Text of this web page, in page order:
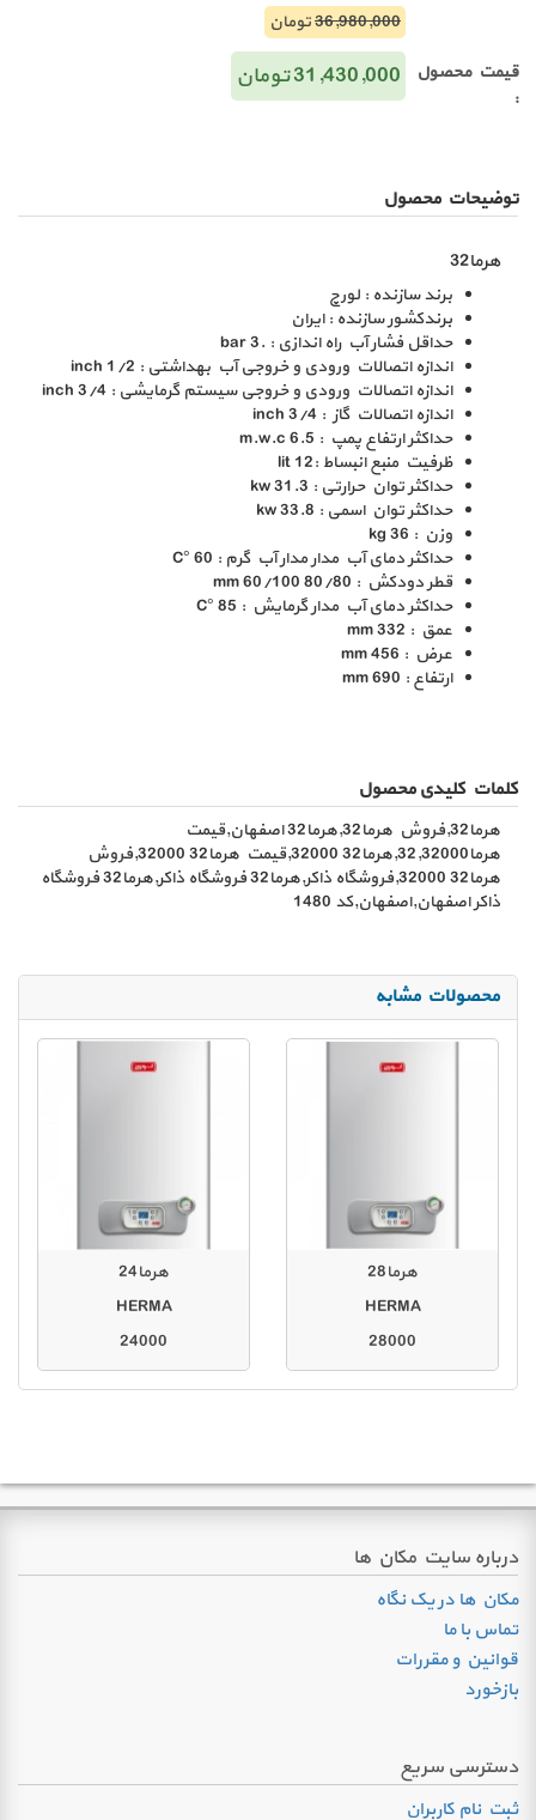
36,980,000تومان
قیمت محصول
:
31,430,000تومان
توضیحات محصول
هرما32
برند سازنده : لورچ
برندکشور سازنده : ایران
حداقل فشار آب راه اندازی : .3 bar
اندازه اتصالات ورودی و خروجی آب بهداشتی : 1/2 inch
اندازه اتصالات ورودی و خروجی سیستم گرمایشی : 3/4 inch
اندازه اتصالات گاز : 3/4 inch
حداکثر ارتفاع پمپ : 6.5 m.w.c
ظرفیت منبع انبساط :12 lit
حداکثر توان حرارتی : 31.3 kw
حداکثر توان اسمی : 33.8 kw
وزن : 36 kg
حداکثر دمای آب مدار مدار آب گرم : 60 °C
قطر دودکش : 80/80 60/100 mm
حداکثر دمای آب مدار گرمایش : 85 °C
عمق : 332 mm
عرض : 456 mm
ارتفاع : 690 mm
کلمات کلیدی محصول
هرما32,فروش هرما32,هرما32 اصفهان,قیمت
هرما32,32000,هرما32 32000,قیمت هرما32 32000,فروش
هرما32 32000,فروشگاه ذاکر,هرما32 فروشگاه ذاکر,هرما32 فروشگاه
ذاکر اصفهان,اصفهان,کد 1480
محصولات مشابه
هرما28
HERMA
28000
هرما24
HERMA
24000
درباره سایت مکان ها
مکان ها در یک نگاه
تماس با ما
قوانین و مقررات
بازخورد
دسترسی سریع
ثبت نام کاربران